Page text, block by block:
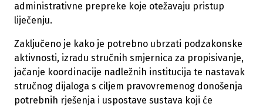
administrativne prepreke koje otežavaju pristup
liječenju.
Zaključeno je kako je potrebno ubrzati podzakonske
aktivnosti, izradu stručnih smjernica za propisivanje,
jačanje koordinacije nadležnih institucija te nastavak
stručnog dijaloga s ciljem pravovremenog donošenja
potrebnih rješenja i uspostave sustava koji će